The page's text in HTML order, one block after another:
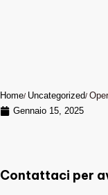
Home Uncategorized
Gennaio 15, 2025
Contattaci per